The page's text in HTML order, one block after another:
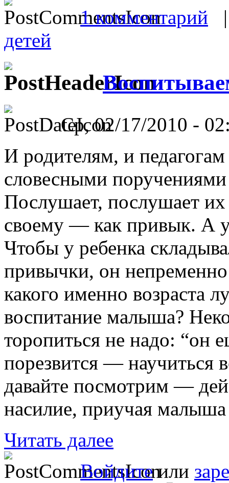
1 комментарий
детей
Ср, 02/17/2010 -
И родителям, и
словесными
Послушает, послушает их
своему — как привык. А
Чтобы у ребенка
привычки, он
какого именно возраста
воспитание малыша?
торопиться не надо: “он
порезвится — научиться
давайте посмотрим —
насилие, приучая малыша
Читать далее
Войдитеили